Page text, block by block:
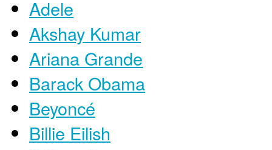
Adele
Akshay Kumar
Ariana Grande
Barack Obama
Beyoncé
Billie Eilish